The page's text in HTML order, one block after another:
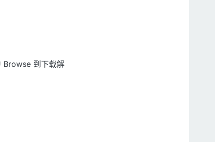
Browse 到下载解